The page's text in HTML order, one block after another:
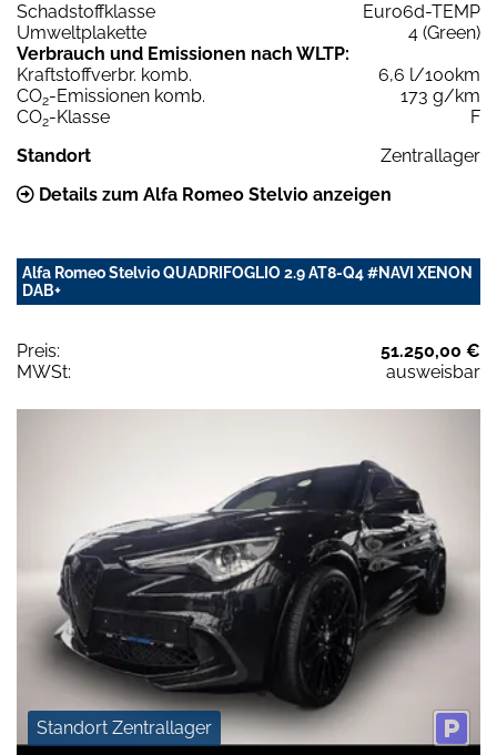
Schadstoffklasse
Euro6d-TEMP
Umweltplakette
4 (Green)
Verbrauch und Emissionen nach WLTP:
Kraftstoffverbr. komb.
6,6 l/100km
CO2-Emissionen komb.
173 g/km
CO2-Klasse
F
Standort
Zentrallager
Details zum Alfa Romeo Stelvio anzeigen
Alfa Romeo Stelvio QUADRIFOGLIO 2.9 AT8-Q4 #NAVI XENON
DAB+
Preis:
51.250,00 €
MWSt:
ausweisbar
Standort Zentrallager